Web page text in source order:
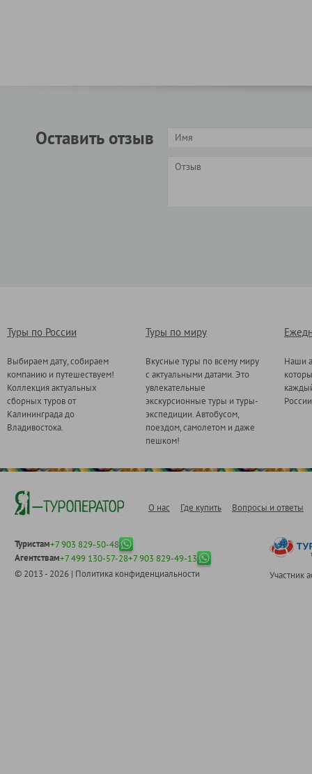
Оставить отзыв
Туры по России
Выбираем дату, собираем
компанию и путешествуем!
Коллекция актуальных
сборных туров от
Калининграда до
Владивостока.
Туры по миру
Вкусные туры по всему миру
с актуальными датами. Это
увлекательные
экскурсионные туры и туры-
экспедиции. Автобусом,
поездом, самолетом и даже
пешком!
Наши
О нас Где купить Вопросы и ответы
Туристам+7 903 829-50-48
Агентствам+7 499 130-57-28+7 903 829-49-13
© 2013 - 2026 | Политика конфиденциальности Участник